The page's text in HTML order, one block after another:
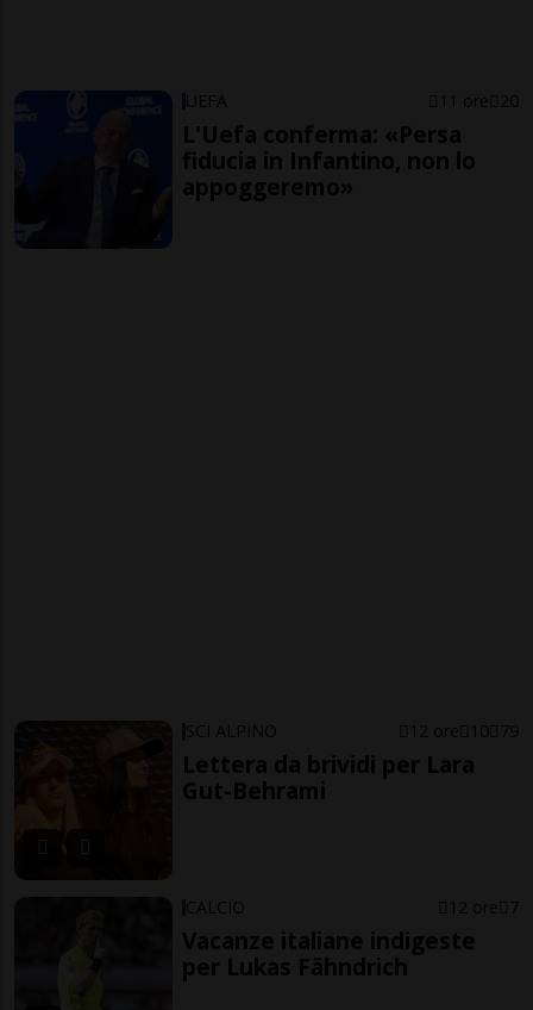
UEFA 11 ore 20
L'Uefa conferma: «Persa
fiducia in Infantino, non lo
appoggeremo»
SCI ALPINO 12 ore 10 79
Lettera da brividi per Lara
Gut-Behrami
CALCIO 12 ore 7
Vacanze italiane indigeste
per Lukas Fähndrich